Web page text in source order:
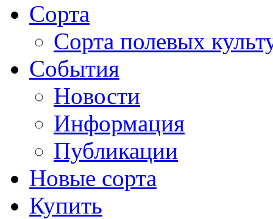
Сорта
Сорта полевых
События
Новости
Информация
Публикации
Новые сорта
Купить